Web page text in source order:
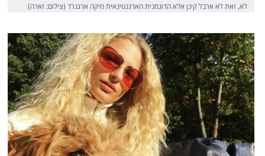
לא, זאת לא ארבל קינן אלא הדוגמנית הארגנטינאית מיקה ארגנרד (צילום: זארה)